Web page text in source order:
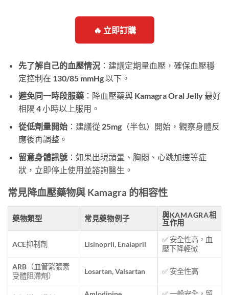
🔥 立即訂購
先了解自己的血壓情況：建議定期量血壓，確保血壓穩
定控制在 130/85 mmHg 以下。
避免同一時段服藥：降血壓藥與 Kamagra Oral Jelly 最好
相隔 4 小時以上服用。
從低劑量開始：建議從 25mg（半包）開始，觀察身體反
應後再調整。
留意身體訊號：如果出現頭暈、胸悶、心跳加速等症
狀，立即停止使用並諮詢醫生。
常見降血壓藥物與 Kamagra 的相容性
藥物類型 常見藥物例子
與KAMAGRA相
互作用
ACE抑制劑 Lisinopril, Enalapril
✅ 安全性高，血
壓下降輕微
ARB（血管緊張素
受體阻滯劑）
Losartan, Valsartan ✅ 安全性高